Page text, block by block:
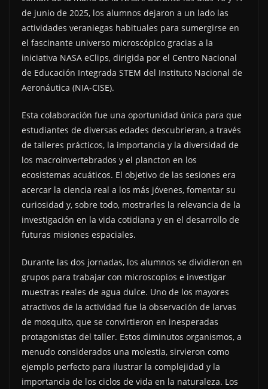
de junio de 2025, los alumnos dejaron a un lado las
actividades veraniegas habituales para sumergirse en
el fascinante universo microscópico gracias a la
iniciativa NASA eClips, dirigida por el Centro Nacional
de Educación Integrada STEM del Instituto Nacional de
Aeronáutica (NIA-CISE).
Esta colaboración fue una oportunidad única para que
estudiantes de diversas edades descubrieran, a través
de talleres prácticos, la importancia y la diversidad de
los macroinvertebrados y el plancton en los
ecosistemas acuáticos. El objetivo de las sesiones era
acercar la ciencia real a los más jóvenes, fomentar su
curiosidad y, sobre todo, mostrarles la relevancia de la
investigación en la vida cotidiana y en el desarrollo de
futuras misiones espaciales.
Durante las dos jornadas, los alumnos se dividieron en
grupos para trabajar con microscopios e investigar
muestras reales de agua dulce. Uno de los mayores
atractivos de la actividad fue la observación de larvas
de mosquito, que se convirtieron en inesperadas
protagonistas del taller. Estos diminutos organismos, a
menudo considerados una molestia, sirvieron como
ejemplo perfecto para ilustrar la complejidad y la
importancia de los ciclos de vida en la naturaleza. Los